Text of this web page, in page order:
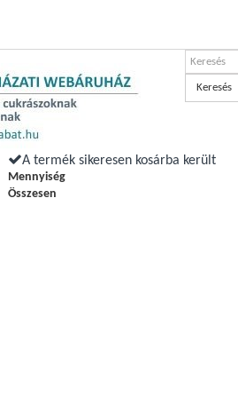
Keresés
A termék sikeresen kosárba került
Mennyiség
Összesen